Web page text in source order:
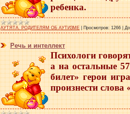
ребенка.
АУТЯТА. РОДИТЕЛЯМ ОБ АУТИЗМЕ Просмотров: 1266
Речь и интеллект
Психологи
а на остальные
билет» герои
произнести слова